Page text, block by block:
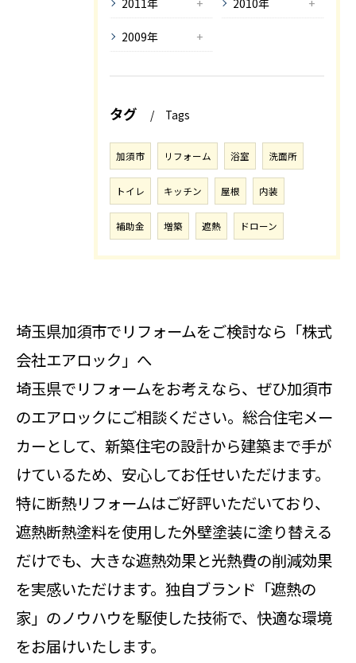
2011年 2010年
2009年
タグ Tags
加須市 リフォーム 浴室 洗面所
トイレ キッチン 屋根 内装
補助金 増築 遮熱 ドローン
埼玉県加須市でリフォームをご検討なら「株式
会社エアロック」へ
埼玉県でリフォームをお考えなら、ぜひ加須市
のエアロックにご相談ください。総合住宅メー
カーとして、新築住宅の設計から建築まで手が
けているため、安心してお任せいただけます。
特に断熱リフォームはご好評いただいており、
遮熱断熱塗料を使用した外壁塗装に塗り替える
だけでも、大きな遮熱効果と光熱費の削減効果
を実感いただけます。独自ブランド「遮熱の
家」のノウハウを駆使した技術で、快適な環境
をお届けいたします。